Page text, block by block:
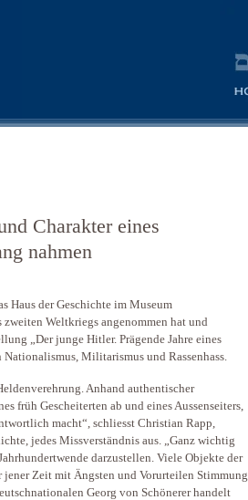
Charakter eines
nahmen
Haus der Geschichte im Museum
Weltkriegs angenommen hat und
„Der junge Hitler. Prägende Jahre eines
Militarismus und Rassenhass.
Anhand authentischer
früh Gescheiterten ab und eines Aussenseiters,
macht“, schliesst Christian Rapp,
jedes Missverständnis aus. „Ganz wichtig
darzustellen. Viele Objekte der
Zeit mit Ängsten und Vorurteilen Stimmung
Georg von Schönerer handelt